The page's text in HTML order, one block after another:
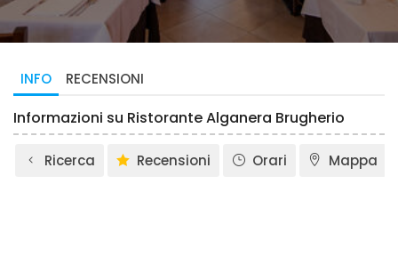
INFO RECENSIONI
Informazioni su Ristorante Alganera Brugherio
Ricerca Recensioni Orari Mappa